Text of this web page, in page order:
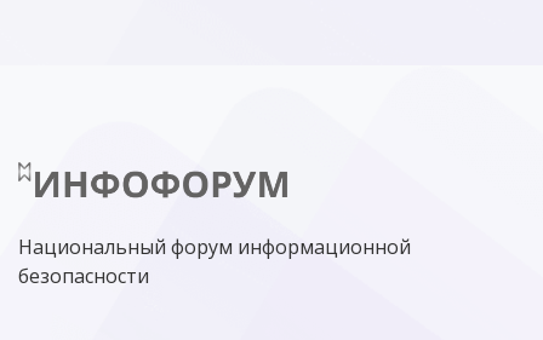
Национальный форум информационной
безопасности